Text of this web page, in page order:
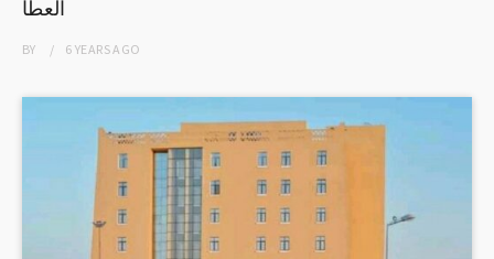
العطا
BY 6 YEARSAGO